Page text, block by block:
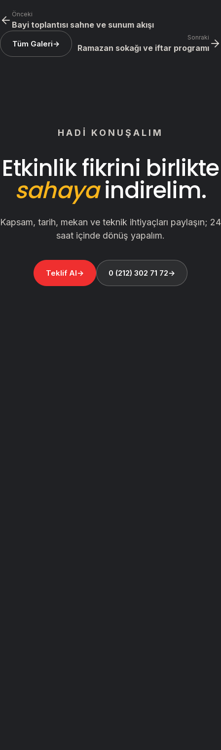
İç İletişim ve Dönem Toplantıları
Satış Teşkilatı Toplantıları
Eğitim ve Bilgilendirme Toplantıları
Fotoğraf Çekimi
Önceki
Bayi toplantısı sahne ve sunum akışı
Tüm Galeri
Sonraki
Ramazan sokağı ve iftar programı
HADI KONUŞALIM
Etkinlik fikrini birlikte
sahayaindirelim.
Kapsam, tarih, mekan ve teknik ihtiyaçları paylaşın; 24
saat içinde dönüş yapalım.
Teklif Al 0 (212) 302 71 72